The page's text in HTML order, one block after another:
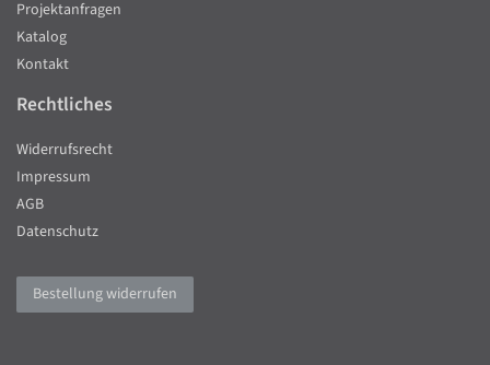
Projektanfragen
Katalog
Kontakt
Rechtliches
Widerrufsrecht
Impressum
AGB
Datenschutz
Bestellung widerrufen